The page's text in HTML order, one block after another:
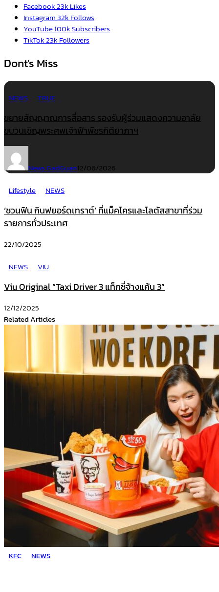
Facebook23k Likes
Instagram32k Follows
YouTube100kSubscribers
TikTok23k Followers
Dont's Miss
NEWS TRUE
ขยายสัญญาณการสื่อสาร รองรับผู้ร่วมแสดงความอาลัย
ขบวนเชิญพระศพเจ้าฟ้าพัชรกิติยาภาฯ
News GadGuan12/06/2026
Lifestyle
NEWS
‘ชวนฟิน กินฟยอร์ดเทราต์’ ที่แม็คโครและโลตัสสาขาที่ร่วม
รายการทั่วประเทศ
22/10/2025
NEWS
VIU
Viu Original “Taxi Driver 3 แท็กซี่จ้างแค้น 3”
12/12/2025
Related Articles
KFC NEWS